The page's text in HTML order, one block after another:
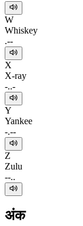
W
Whiskey
.--
X
X-ray
-..-
Y
Yankee
-.--
Z
Zulu
--..
अंक